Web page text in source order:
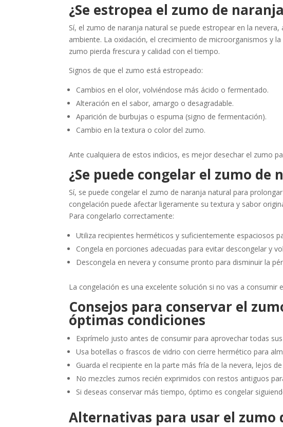
¿Se estropea el zumo de
Sí, el zumo de naranja natural se puede estropear en la
ambiente. La oxidación, el crecimiento de microorganismos y
zumo pierda frescura y calidad con el tiempo.
Signos de que el zumo está estropeado:
Cambios en el olor, volviéndose más ácido o fermentado.
Alteración en el sabor, amargo o desagradable.
Aparición de burbujas o espuma (signo de fermentación).
Cambio en la textura o color del zumo.
Ante cualquiera de estos indicios, es mejor desechar el zumo
¿Se puede congelar el zumo de
Sí, se puede congelar el zumo de naranja natural para
congelación puede afectar ligeramente su textura y sabor
Para congelarlo correctamente:
Utiliza recipientes herméticos y suficientemente espaciosos
Congela en porciones adecuadas para evitar descongelar y
Descongela en nevera y consume pronto para disminuir la
La congelación es una excelente solución si no vas a consumir
Consejos para conservar el
óptimas condiciones
Exprímelo justo antes de consumir para aprovechar todas
Usa botellas o frascos de vidrio con cierre hermético para
Guarda el recipiente en la parte más fría de la nevera, lejos
No mezcles zumos recién exprimidos con restos antiguos
Si deseas conservar más tiempo, óptimo es congelar
Alternativas para usar el zumo